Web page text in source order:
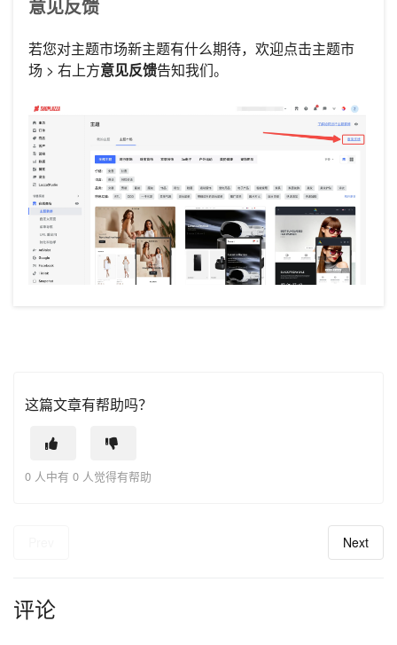
意见反馈
若您对主题市场新主题有什么期待，欢迎点击主题市
场 > 右上方意见反馈告知我们。
这篇文章有帮助吗？
0 人中有 0 人觉得有帮助
Next
评论